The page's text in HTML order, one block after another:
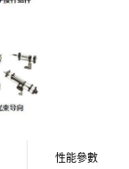
性能參數